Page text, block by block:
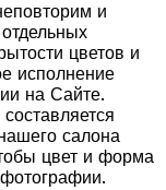
и
цветов и
исполнение
на Сайте.
салона
цвет и форма